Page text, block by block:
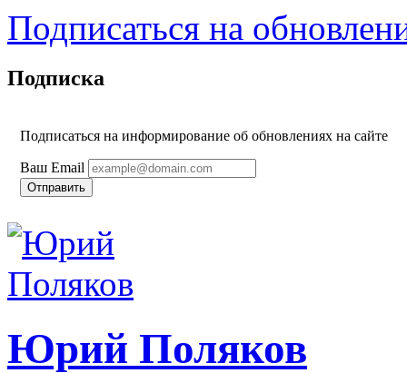
Подписаться на
Подписка
Подписаться на информирование об обновлениях на сайте
Ваш Email
Юрий Поляков